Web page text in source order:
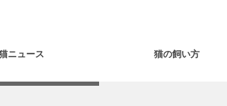
ニュース 猫の飼い方